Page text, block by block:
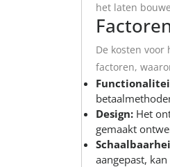
het laten
De kosten
factoren,
Design: Het
gemaakt
aangepast,